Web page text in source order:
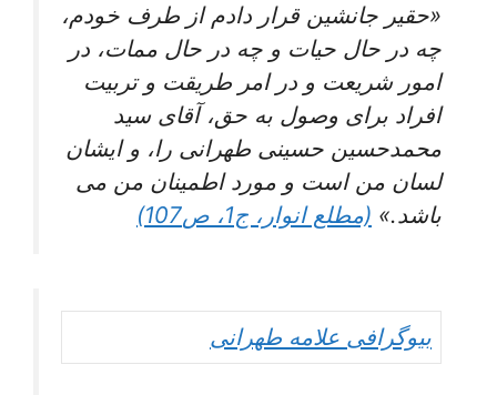
«حقیر جانشین قرار دادم از طرف خودم،
چه در حال حیات و چه در حال ممات، در
امور شریعت و در امر طریقت و تربیت
افراد برای وصول به حق، آقای سید
محمدحسین حسینی طهرانی را، و ایشان
لسان من است و مورد اطمینان من می
باشد.» (مطلع انوار، ج1، ص107)
بیوگرافی علامه طهرانی